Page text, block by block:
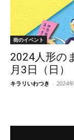
街のイベント
2024人形の
月3日（日）
キラリいわつき - 2024